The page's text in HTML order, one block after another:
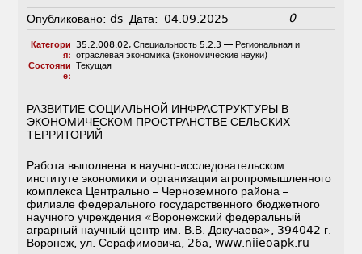
Опубликовано: ds Дата: 04.09.2025 0
Категори
я:
35.2.008.02, Специальность 5.2.3 — Региональная и
отраслевая экономика (экономические науки)
Состояни
е:
Текущая
РАЗВИТИЕ СОЦИАЛЬНОЙ ИНФРАСТРУКТУРЫ В
ЭКОНОМИЧЕСКОМ ПРОСТРАНСТВЕ СЕЛЬСКИХ
ТЕРРИТОРИЙ
Работа выполнена в научно-исследовательском
институте экономики и организации агропромышленного
комплекса Центрально – Черноземного района –
филиале федерального государственного бюджетного
научного учреждения «Воронежский федеральный
аграрный научный центр им. В.В. Докучаева», 394042 г.
Воронеж, ул. Серафимовича, 26а, www.niieoapk.ru